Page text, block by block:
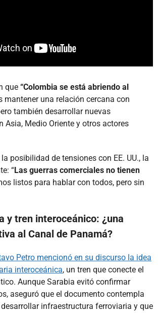
que “Colombia se está abriendo al
mantener una relación cercana con
también desarrollar nuevas
Asia, Medio Oriente y otros actores
posibilidad de tensiones con EE. UU., la
“Las guerras comerciales no tienen
listos para hablar con todos, pero sin
y tren interoceánico: ¿una
al Canal de Panamá?
Petro mencionó en su discurso la idea
interoceánica, un tren que conecte el
Aunque Sarabia evitó confirmar
aseguró que el documento contempla
infraestructura ferroviaria y que